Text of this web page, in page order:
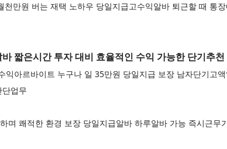
천만원 버는 재택 노하우 당일지급고수익알바 퇴근할 때 통
짧은시간 투자 대비 효율적인 수익 가능한 단기추
익아르바이트 누구나 일 35만원 당일지급 보장 남자단기고
업무
며 쾌적한 환경 보장 당일지급알바 하루알바 가능 즉시근